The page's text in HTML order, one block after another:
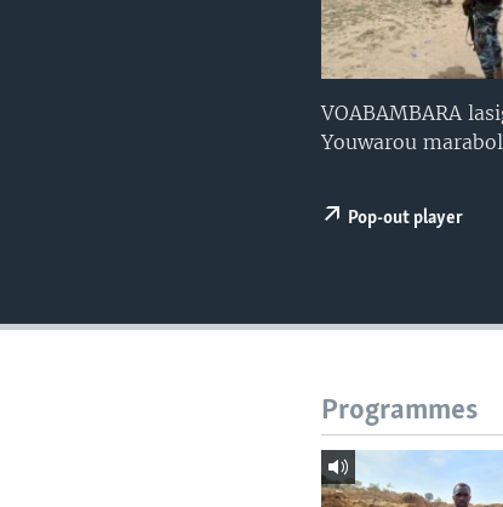
VOABAMBARA
Youwarou
Pop-out player
Programmes